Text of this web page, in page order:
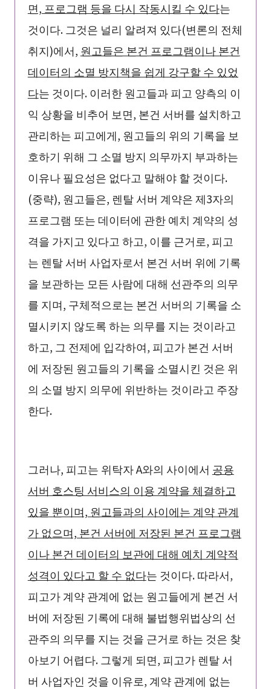
면, 프로그램 등을 다시 작동시킬 수 있다는
것이다. 그것은 널리 알려져 있다(변론의 전체
취지)에서, 원고들은 본건 프로그램이나 본건
데이터의 소멸 방지책을 쉽게 강구할 수 있었
다는 것이다. 이러한 원고들과 피고 양측의 이
익 상황을 비추어 보면, 본건 서버를 설치하고
관리하는 피고에게, 원고들의 위의 기록을 보
호하기 위해 그 소멸 방지 의무까지 부과하는
이유나 필요성은 없다고 말해야 할 것이다.
(중략), 원고들은, 렌탈 서버 계약은 제3자의
프로그램 또는 데이터에 관한 예치 계약의 성
격을 가지고 있다고 하고, 이를 근거로, 피고
는 렌탈 서버 사업자로서 본건 서버 위에 기록
을 보관하는 모든 사람에 대해 선관주의 의무
를 지며, 구체적으로는 본건 서버의 기록을 소
멸시키지 않도록 하는 의무를 지는 것이라고
하고, 그 전제에 입각하여, 피고가 본건 서버
에 저장된 원고들의 기록을 소멸시킨 것은 위
의 소멸 방지 의무에 위반하는 것이라고 주장
한다.
그러나, 피고는 위탁자 A와의 사이에서 공용
서버 호스팅 서비스의 이용 계약을 체결하고
있을 뿐이며, 원고들과의 사이에는 계약 관계
가 없으며, 본건 서버에 저장된 본건 프로그램
이나 본건 데이터의 보관에 대해 예치 계약적
성격이 있다고 할 수 없다는 것이다. 따라서,
피고가 계약 관계에 없는 원고들에게 본건 서
버에 저장된 기록에 대해 불법행위법상의 선
관주의 의무를 지는 것을 근거로 하는 것은 찾
아보기 어렵다. 그렇게 되면, 피고가 렌탈 서
버 사업자인 것을 이유로, 계약 관계에 없는